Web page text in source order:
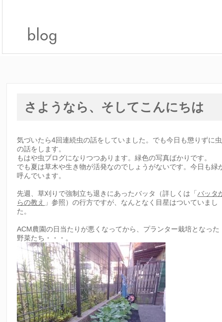
さようなら、そしてこんにちは
気づいたら4回連続虫の話をしていました。でも今日も懲りずに虫
の話をします。
もはや虫ブログになりつつあります。緑色の写真ばかりです。
でも夏は草木や生き物が活発なのでしょうがないです。今日も緑
呼んでいます。
先週、草刈りで強制立ち退きにあったバッタ（詳しくは「バッタ
らの教え
」参照）の行方ですが、なんとなく目星はついていまし
た。
ACM農園の日当たりが悪くなってから、プランター栽培となった
野菜たち・・・。